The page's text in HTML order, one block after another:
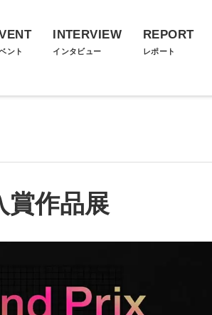
ント
INTERVIEW
インタビュー
REPORT
レポート
賞作品展